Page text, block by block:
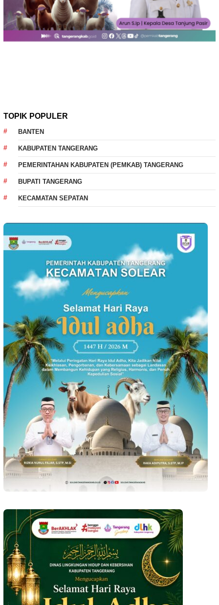
TOPIK POPULER
BANTEN
KABUPATEN TANGERANG
PEMERINTAHAN KABUPATEN (PEMKAB) TANGERANG
BUPATI TANGERANG
KECAMATAN SEPATAN